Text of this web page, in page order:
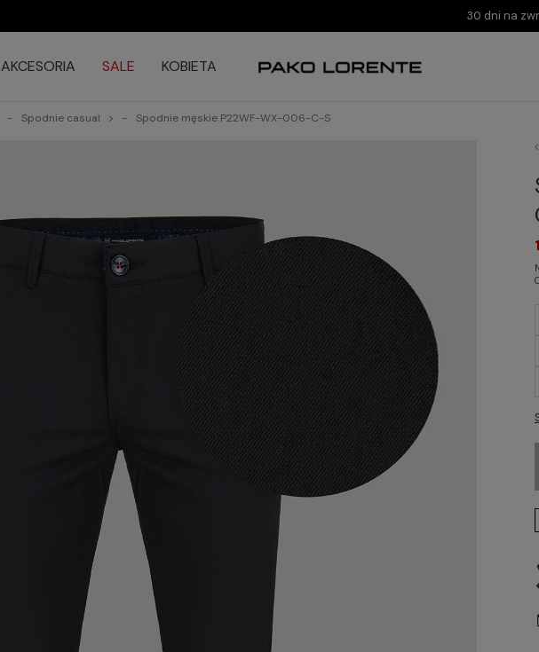
30 dni na
AKCESORIA SALE KOBIETA
Spodnie casual Spodnie męskie P22WF-WX-006-C-S